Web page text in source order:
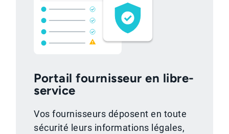
Portail fournisseur en libre-
service
Vos fournisseurs déposent en toute
sécurité leurs informations légales,